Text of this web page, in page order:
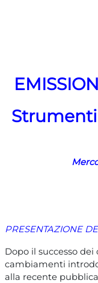
PRESENTAZIONE
Dopo il successo
cambiamenti
alla recente